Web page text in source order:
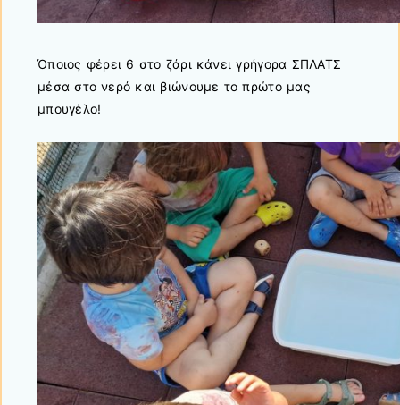
Όποιος φέρει 6 στο ζάρι κάνει γρήγορα ΣΠΛΑΤΣ
μέσα στο νερό και βιώνουμε το πρώτο μας
μπουγέλο!